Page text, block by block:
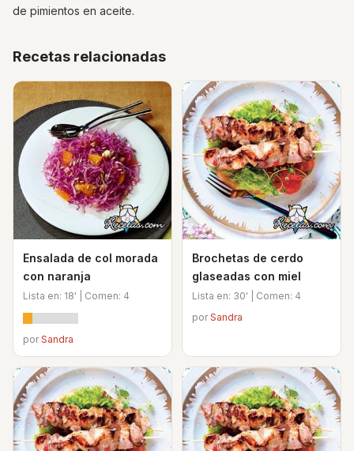
de pimientos en aceite.
Recetas relacionadas
Ensalada de col morada
con naranja
Lista en: 18' | Comen: 4
porSandra
Brochetas de cerdo
glaseadas con miel
Lista en: 30' | Comen: 4
porSandra